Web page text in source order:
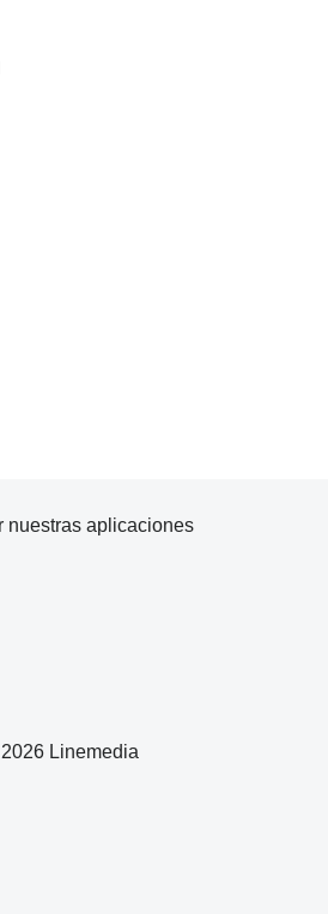
Linemedia
nuestras aplicaciones